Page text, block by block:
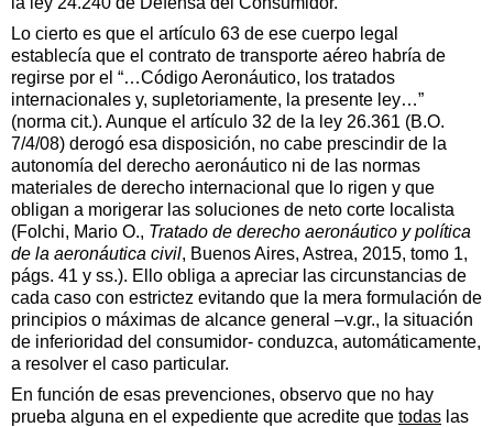
Lo cierto es que el artículo 63 de ese cuerpo legal
establecía que el contrato de transporte aéreo habría de
regirse por el “…Código Aeronáutico, los tratados
internacionales y, supletoriamente, la presente ley…”
(norma cit.). Aunque el artículo 32 de la ley 26.361 (B.O.
7/4/08) derogó esa disposición, no cabe prescindir de la
autonomía del derecho aeronáutico ni de las normas
materiales de derecho internacional que lo rigen y que
obligan a morigerar las soluciones de neto corte localista
(Folchi, Mario O., Tratado de derecho aeronáutico y política
de la aeronáutica civil, Buenos Aires, Astrea, 2015, tomo 1,
págs. 41 y ss.). Ello obliga a apreciar las circunstancias de
cada caso con estrictez evitando que la mera formulación de
principios o máximas de alcance general –v.gr., la situación
de inferioridad del consumidor- conduzca, automáticamente,
a resolver el caso particular.
En función de esas prevenciones, observo que no hay
prueba alguna en el expediente que acredite que todas las